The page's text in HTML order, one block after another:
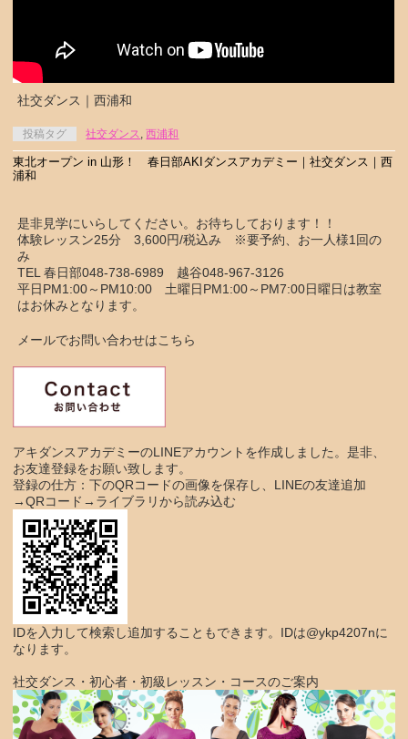
社交ダンス｜西浦和
投稿タグ 社交ダンス,西浦和
東北オープン in 山形！ 春日部AKIダンスアカデミー｜社交ダンス｜西
浦和
是非見学にいらしてください。お待ちしております！！
体験レッスン25分 3,600円/税込み ※要予約、お一人様1回の
み
TEL 春日部048-738-6989 越谷048-967-3126
平日PM1:00～PM10:00 土曜日PM1:00～PM7:00日曜日は教室
はお休みとなります。
メールでお問い合わせはこちら
アキダンスアカデミーのLINEアカウントを作成しました。是非、
お友達登録をお願い致します。
登録の仕方：下のQRコードの画像を保存し、LINEの友達追加
→QRコード→ライブラリから読み込む
IDを入力して検索し追加することもできます。IDは@ykp4207nに
なります。
社交ダンス・初心者・初級レッスン・コースのご案内